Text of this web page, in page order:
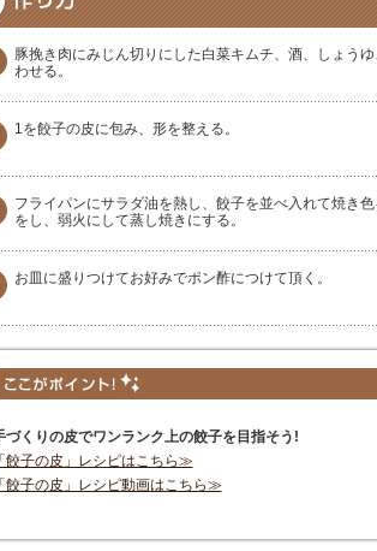
豚挽き肉にみじん切りにした白菜キムチ、酒、しょう
わせる。
1を餃子の皮に包み、形を整える。
フライパンにサラダ油を熱し、餃子を並べ入れて焼き
をし、弱火にして蒸し焼きにする。
お皿に盛りつけてお好みでポン酢につけて頂く。
づくりの皮でワンランク上の餃子を目指そう!
「餃子の皮」レシピはこちら≫
「餃子の皮」レシピ動画はこちら≫